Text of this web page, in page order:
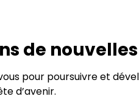
de
pour poursuivre et
d’avenir.